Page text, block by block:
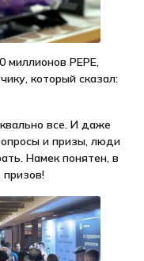
миллионов PEPE,
который сказал:
все. И даже
и призы, люди
Намек понятен, в